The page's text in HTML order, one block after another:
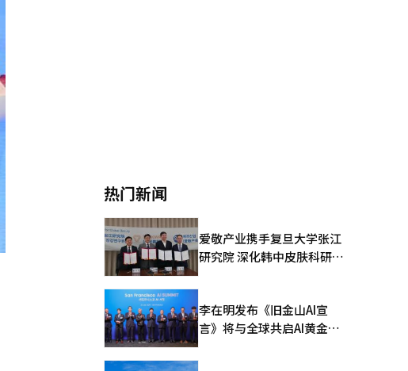
热门新闻
爱敬产业携手复旦大学张江
研究院 深化韩中皮肤科研合
李在明发布《旧金山AI宣
言》将与全球共启AI黄金时